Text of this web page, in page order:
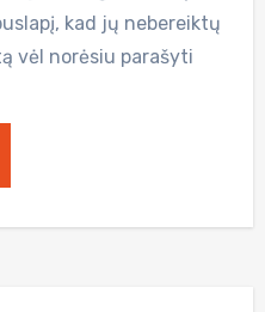
kad jų nebereiktų
vėl norėsiu parašyti